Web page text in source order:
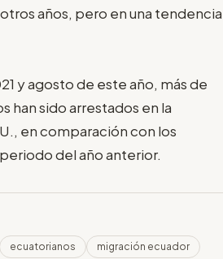
años, pero en una tendencia
y agosto de este año, más de
han sido arrestados en la
en comparación con los
del año anterior.
ecuatorianos migración ecuador